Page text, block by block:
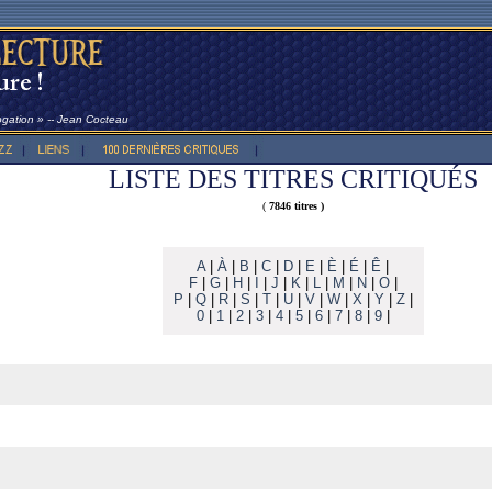
» -- Jean Cocteau
LISTE DES TITRES CRITIQUÉS
( 7846 titres )
A| À B C D E È É Ê
F| G| H J K| L| M N O|
P
Q| R| S T| U| V| W| X| Y| Z|
0| 1| 2| 3| 4| 5| 6| 7| 8| 9|